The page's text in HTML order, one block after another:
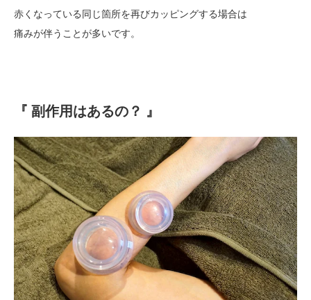
赤くなっている同じ箇所を再びカッピングする場合は
痛みが伴うことが多いです。
『 副作用はあるの？ 』